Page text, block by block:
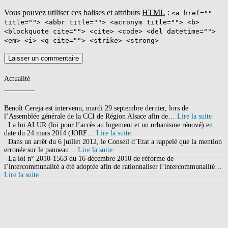
Vous pouvez utiliser ces balises et attributs HTML : <a href=""
title=""> <abbr title=""> <acronym title=""> <b>
<blockquote cite=""> <cite> <code> <del datetime="">
<em> <i> <q cite=""> <strike> <strong>
Actualité
Benoît Cereja est intervenu, mardi 29 septembre dernier, lors de
l’Assemblée générale de la CCI de Région Alsace afin de… Lire la suite
La loi ALUR (loi pour l’accès au logement et un urbanisme rénové) en
date du 24 mars 2014 (JORF… Lire la suite
Dans un arrêt du 6 juillet 2012, le Conseil d’Etat a rappelé que la mention
erronée sur le panneau… Lire la suite
La loi n° 2010-1563 du 16 décembre 2010 de réforme de
l’intercommunalité a été adoptée afin de rationnaliser l’intercommunalité…
Lire la suite